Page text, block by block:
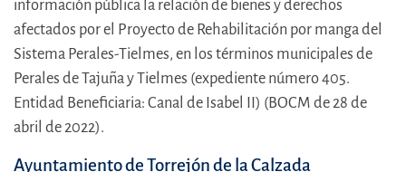
información pública la relación de bienes y derechos
afectados por el Proyecto de Rehabilitación por manga del
Sistema Perales-Tielmes, en los términos municipales de
Perales de Tajuña y Tielmes (expediente número 405.
Entidad Beneficiaria: Canal de Isabel II) (BOCM de 28 de
abril de 2022).
Ayuntamiento de Torrejón de la Calzada